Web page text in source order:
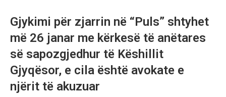
Gjykimi për zjarrin në “Puls” shtyhet
më 26 janar me kërkesë të anëtares
së sapozgjedhur të Këshillit
Gjyqësor, e cila është avokate e
njërit të akuzuar